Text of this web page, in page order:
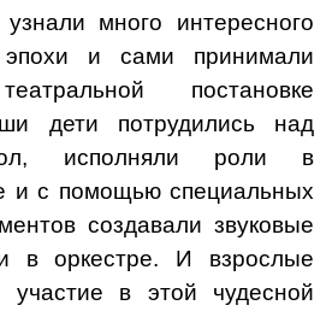
много интересного
и сами принимали
постановке
дети потрудились над
исполняли роли в
и с помощью специальных
создавали звуковые
в оркестре. И взрослые
участие в этой чудесной